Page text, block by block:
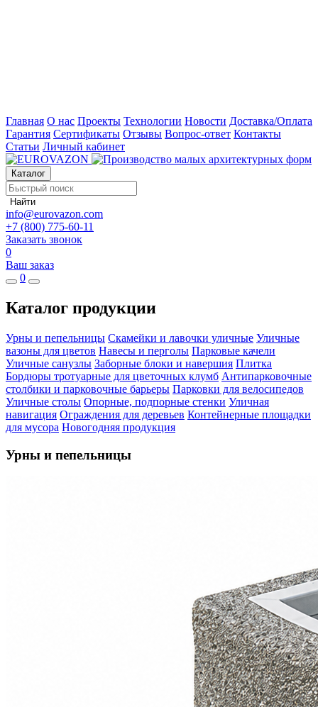
Главная О нас Проекты Технологии Новости Доставка/Оплата
Гарантия Сертификаты Отзывы Вопрос-ответ Контакты
Статьи Личный кабинет
Каталог
Найти
info@eurovazon.com
+7 (800) 775-60-11
Заказать звонок
0
Ваш заказ
0
Каталог продукции
Урны и пепельницы Скамейки и лавочки уличные Уличные
вазоны для цветов Навесы и перголы Парковые качели
Уличные санузлы Заборные блоки и навершия Плитка
Бордюры тротуарные для цветочных клумб Антипарковочные
столбики и парковочные барьеры Парковки для велосипедов
Уличные столы Опорные, подпорные стенки Уличная
навигация Ограждения для деревьев Контейнерные площадки
для мусора Новогодняя продукция
Урны и пепельницы